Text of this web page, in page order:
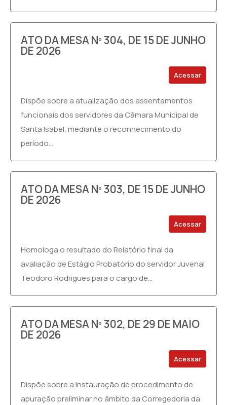
ATO DA MESA Nº 304, DE 15 DE JUNHO
DE 2026
Acessar
Dispõe sobre a atualização dos assentamentos
funcionais dos servidores da Câmara Municipal de
Santa Isabel, mediante o reconhecimento do
período...
ATO DA MESA Nº 303, DE 15 DE JUNHO
DE 2026
Acessar
Homologa o resultado do Relatório final da
avaliação de Estágio Probatório do servidor Juvenal
Teodoro Rodrigues para o cargo de...
ATO DA MESA Nº 302, DE 29 DE MAIO
DE 2026
Acessar
Dispõe sobre a instauração de procedimento de
apuração preliminar no âmbito da Corregedoria da